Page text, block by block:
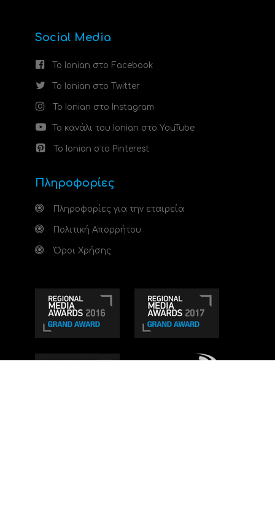
Social Media
Το Ionian στο Facebook
Το Ionian στο Twitter
Το Ionian στο Instagram
Το κανάλι του Ionian στο YouTube
Το Ionian στο Pinterest
Πληροφορίες
Πληροφορίες για την εταιρεία
Πολιτική Απορρήτου
Όροι Χρήσης